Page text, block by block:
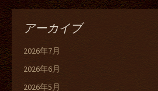
アーカイブ
2026年7月
2026年6月
2026年5月